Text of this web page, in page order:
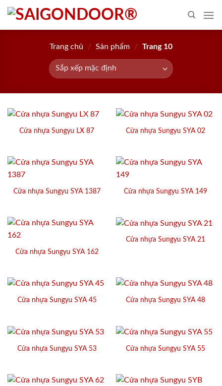
Skip
content
Trang chủ / Sản phẩm / Trang 10
Cửa nhựa Sungyu LX 87 Cửa nhựa Sungyu SYA 02
Cửa nhựa Sungyu SYA 1387 Cửa nhựa Sungyu SYA 149
Cửa nhựa Sungyu SYA 162
Cửa nhựa Sungyu SYA 21
Cửa nhựa Sungyu SYA 45 Cửa nhựa Sungyu SYA 48
Cửa nhựa Sungyu SYA 53 Cửa nhựa Sungyu SYA 55